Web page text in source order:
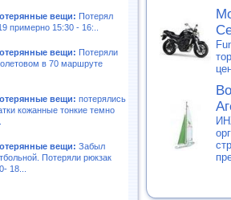
вещи: Потерял
примерно 15:30 - 16:..
вещи: Потеряли
в 70 маршруте
вещи: потерялись
кожанные тонкие темно
вещи: Забыл
Потеряли рюкзак
18...